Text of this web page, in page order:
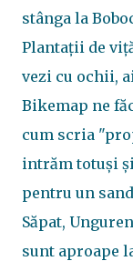
stânga la
Plantații de
vezi cu ochii,
Bikemap ne
cum scria
intrăm totuși
pentru un
Săpat,
sunt aproape